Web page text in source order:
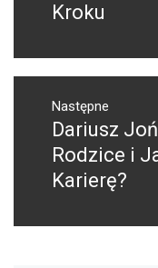
Kroku
Następne
Następny
post:
Dariusz
Rodzice i
Karierę?